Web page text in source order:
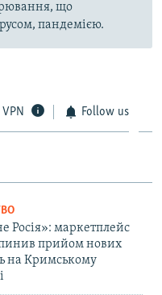
що
пандемією.
Follow us
Росія»: маркетплейс
прийом нових
на Кримському